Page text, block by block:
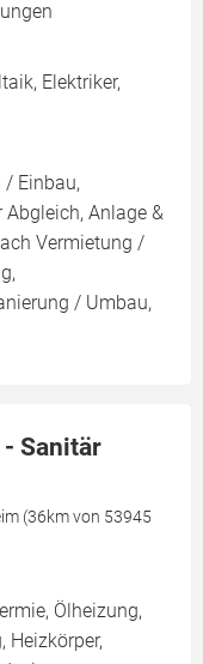
Elektriker,
/ Einbau,
Anlage &
Vermietung /
/ Umbau,
- Sanitär
(36km von 53945
Ölheizung,
Heizkörper,